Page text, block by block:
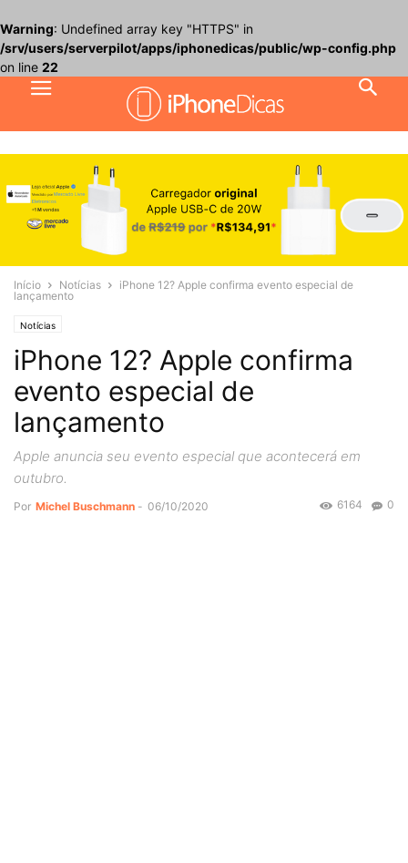
Warning: Undefined array key "HTTPS" in
/srv/users/serverpilot/apps/iphonedicas/public/wp-config.php
on line 22
Início Notícias
iPhone 12? Apple confirma evento especial de
lançamento
Notícias
iPhone 12? Apple confirma
evento especial de
lançamento
Apple anuncia seu evento especial que acontecerá em
outubro.
Por Michel Buschmann - 06/10/2020 0
6164